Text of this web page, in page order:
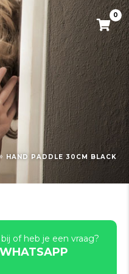
0
HAND PADDLE 30CM BLACK
of heb je een vraag?